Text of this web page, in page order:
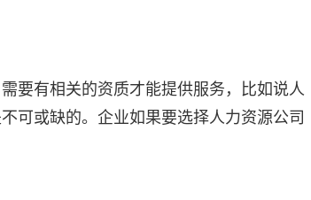
要有相关的资质才能提供服务，比如说人
可或缺的。企业如果要选择人力资源公司